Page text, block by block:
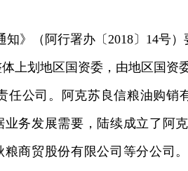
知》（阿行署办〔 2018〕 14号）
上划地区国资委，由地区国资
任公司。
阿克苏良信粮油购销
业务发展需要，陆续成立了阿
商贸股份有限公司等分公司